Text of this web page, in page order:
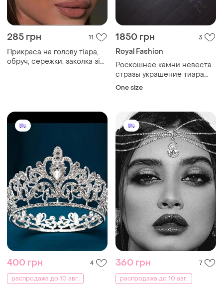
285 грн 11
Прикраса на голову тіара,
обруч, сережки, заколка зі
1850 грн 3
Royal Fashion
Роскошнее камни невеста
стразы украшение тиара
обруч на голову волосы
One size
400 грн
4
распродажа до 10 авг.
360 грн
7
распродажа до 10 авг.